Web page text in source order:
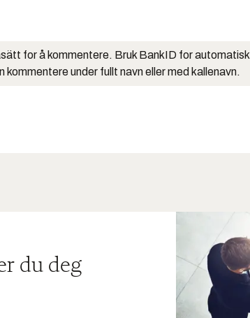
for å kommentere. Bruk BankID for automatisk
under fullt navn eller med kallenavn.
du deg